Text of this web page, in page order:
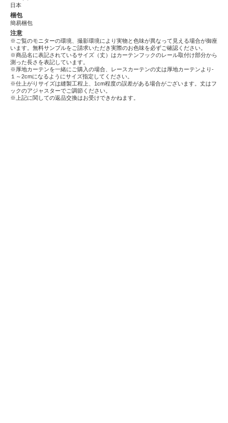
日本
梱包
簡易梱包
注意
※ご覧のモニターの環境、撮影環境により実物と色味が異なって見える場合が御座
います。無料サンプルをご請求いただき実際のお色味を必ずご確認ください。
※商品名に表記されているサイズ（丈）はカーテンフックのレール取付け部分から
測った長さを表記しています。
※厚地カーテンを一緒にご購入の場合、レースカーテンの丈は厚地カーテンより-
１～2cmになるようにサイズ指定してください。
※仕上がりサイズは縫製工程上、1cm程度の誤差がある場合がございます。丈はフ
ックのアジャスターでご調節ください。
※上記に関しての返品交換はお受けできかねます。